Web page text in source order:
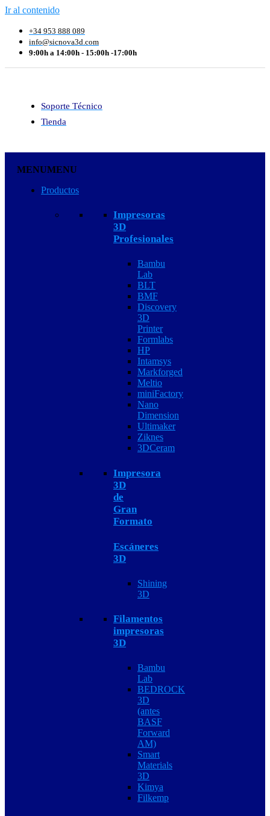
Ir al contenido
+34 953 888 089
info@sicnova3d.com
9:00h a 14:00h - 15:00h -17:00h
Soporte Técnico
Tienda
MENUMENU
Productos
Impresoras
3D
Profesionales
Bambu
Lab
BLT
BMF
Discovery
3D
Printer
Formlabs
HP
Intamsys
Markforged
Meltio
miniFactory
Nano
Dimension
Ultimaker
Ziknes
3DCeram
Impresora
3D
de
Gran
Formato
Escáneres
3D
Shining
3D
Filamentos
impresoras
3D
Bambu
Lab
BEDROCK
3D
(antes
BASF
Forward
AM)
Smart
Materials
3D
Kimya
Filkemp